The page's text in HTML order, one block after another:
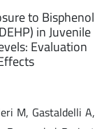
to Bisphenol
in Juvenile
Evaluation
M, Gastaldelli A,